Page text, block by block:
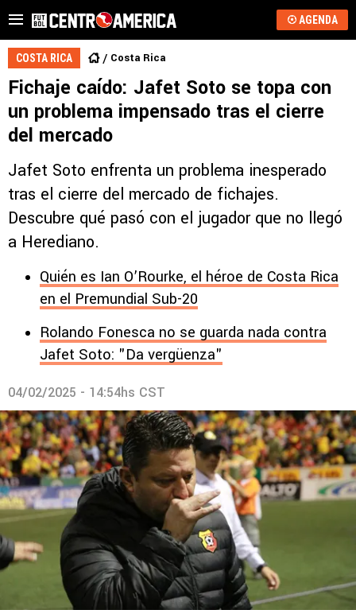
AGENDA
COSTA RICA Costa Rica
Fichaje caído: Jafet Soto se topa con
un problema impensado tras el cierre
del mercado
Jafet Soto enfrenta un problema inesperado
tras el cierre del mercado de fichajes.
Descubre qué pasó con el jugador que no llegó
a Herediano.
Quién es Ian O’Rourke, el héroe de Costa Rica
en el Premundial Sub-20
Rolando Fonesca no se guarda nada contra
Jafet Soto: "Da vergüenza"
04/02/2025 - 14:54hs CST